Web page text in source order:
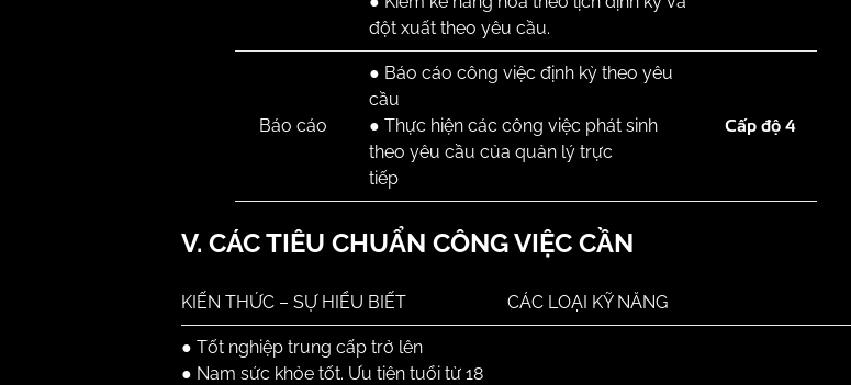
đột xuất theo yêu cầu.
Báo cáo
● Báo cáo công việc định kỳ theo yêu
cầu
● Thực hiện các công việc phát sinh
theo yêu cầu của quản lý trực
tiếp
Cấp độ 4
V. CÁC TIÊU CHUẨN CÔNG VIỆC CẦN
KIẾN THỨC – SỰ HIỂU BIẾT CÁC LOẠI KỸ NĂNG
● Tốt nghiệp trung cấp trở lên
● Nam sức khỏe tốt. Ưu tiên tuổi từ 18